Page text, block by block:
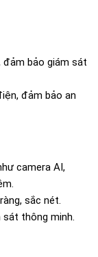
đảm bảo giám sát
đảm bảo an
camera AI,
sắc nét.
sát thông minh.